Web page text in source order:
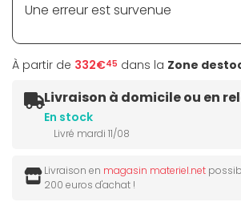
Une erreur est survenue
À partir de 332€45 dans la Zone
Livraison à domicile ou en
En stock
Livré mardi 11/08
Livraison en magasin materiel.net
200 euros d'achat !